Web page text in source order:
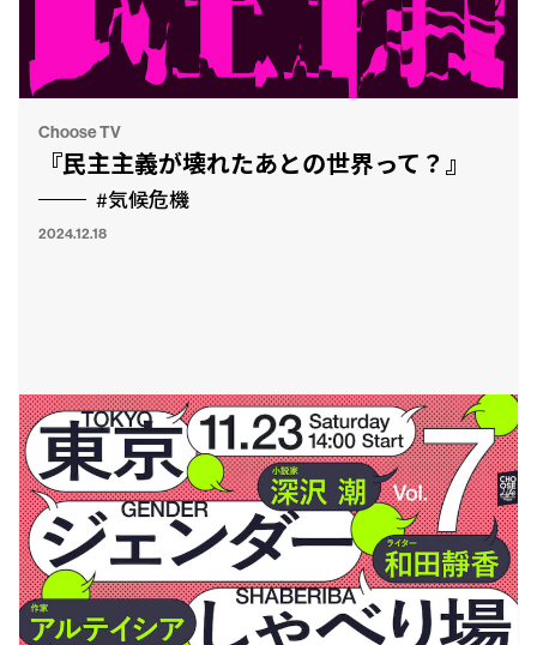
Choose TV
『民主主義が壊れたあとの世界って？』
#気候危機
2024.12.18